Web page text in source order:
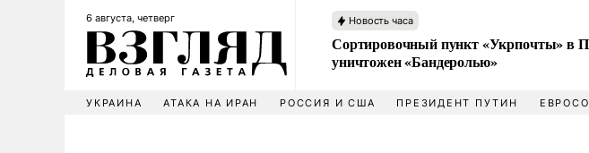
6 августа, четверг Новость часа
Сортировочный пункт «Укрпочты» в
уничтожен «Бандеролью»
УКРАИНА АТАКА НА ИРАН РОССИЯ И США ПРЕЗИДЕНТ ПУТИН